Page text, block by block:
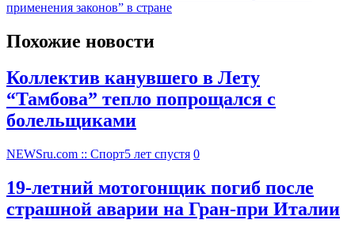
применения законов” в стране
Похожие новости
Коллектив канувшего в Лету
“Тамбова” тепло попрощался с
болельщиками
NEWSru.com :: Спорт5 лет спустя 0
19-летний мотогонщик погиб после
страшной аварии на Гран-при Италии